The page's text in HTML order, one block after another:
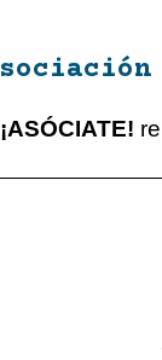
¡ASÓCIATE!